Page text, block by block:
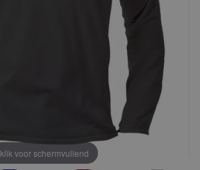
klik voor schermvullend